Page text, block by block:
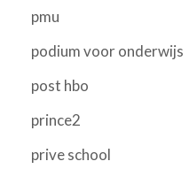
pmu
podium voor onderwijs
post hbo
prince2
prive school